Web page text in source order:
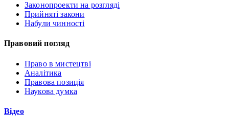
Законопроекти на розгляді
Прийняті закони
Набули чинності
Правовий погляд
Право в мистецтві
Аналітика
Правова позиція
Наукова думка
Відео